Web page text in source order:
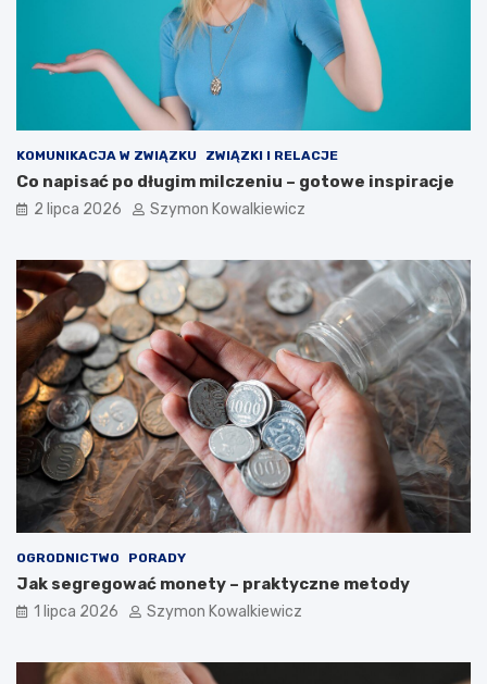
KOMUNIKACJA W ZWIĄZKU ZWIĄZKI I RELACJE
Co napisać po długim milczeniu – gotowe inspiracje
2 lipca 2026 Szymon Kowalkiewicz
OGRODNICTWO PORADY
Jak segregować monety – praktyczne metody
1 lipca 2026 Szymon Kowalkiewicz